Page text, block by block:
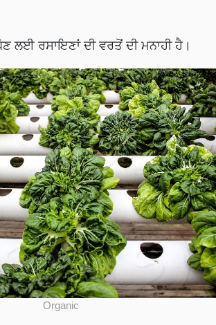
ਲਈ ਰਸਾਇਣਾਂ ਦੀ ਵਰਤੋਂ ਦੀ ਮਨਾਹੀ ਹੈ।
Organic